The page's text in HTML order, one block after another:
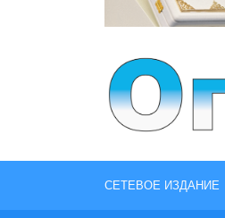
СЕТЕВОЕ ИЗДАНИЕ